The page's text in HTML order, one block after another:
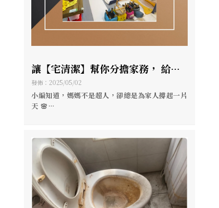
讓【宅清潔】幫你分擔家務， 給媽
媽一個真正可以「休息」的溫馨假
期/高雄清潔公司/高雄居家清潔推薦
發佈：2025/05/02
小編知道，媽媽不是超人，卻總是為家人撐起一片
天 🌸
也讓【宅清潔】幫你分擔